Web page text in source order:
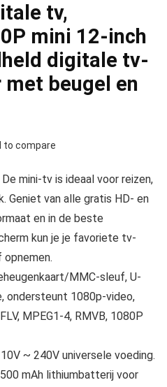
tv,
mini 12-inch
digitale tv-
beugel en
to compare
mini-tv is ideaal voor reizen,
Geniet van alle gratis HD- en
en in de beste
kun je je favoriete tv-
opnemen.
MMC-sleuf, U-
ondersteunt 1080p-video,
MPEG1-4, RMVB, 1080P
~ 240V universele voeding.
mAh lithiumbatterij voor